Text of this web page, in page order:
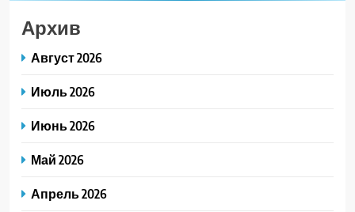
Архив
Август 2026
Июль 2026
Июнь 2026
Май 2026
Апрель 2026